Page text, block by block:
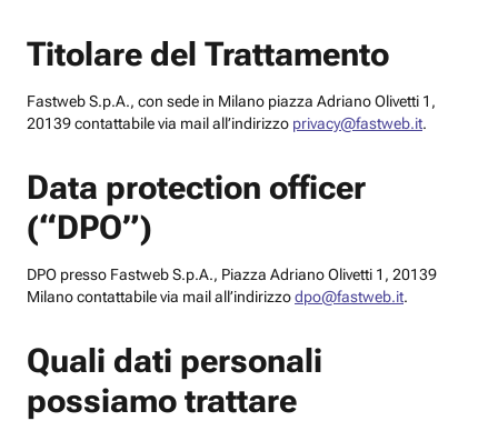
Titolare del Trattamento
Fastweb S.p.A., con sede in Milano piazza Adriano Olivetti 1,
20139 contattabile via mail all’indirizzo privacy@fastweb.it.
Data protection officer
(“DPO”)
DPO presso Fastweb S.p.A., Piazza Adriano Olivetti 1, 20139
Milano contattabile via mail all’indirizzodpo@fastweb.it.
Quali dati personali
possiamo trattare